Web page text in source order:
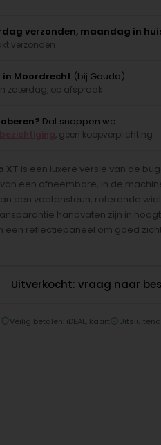
verzonden, maandag in
verzonden
Moordrecht (bij Gouda)
zaterdag, op afspraak
Dat snappen we.
, geen koopverplichting
XT is een luxere versie van de
een afneembare, in de
een voetensteun, roterende
handvaten zijn in
een reflectiepaneel om goed
Uitverkocht: vraag naar
Veilig betalen: iDEAL, kaart